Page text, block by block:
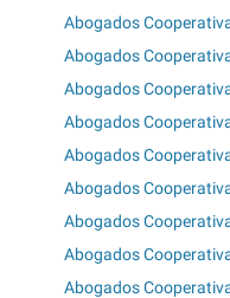
Abogados
Abogados
Abogados
Abogados
Abogados
Abogados
Abogados
Abogados
Abogados